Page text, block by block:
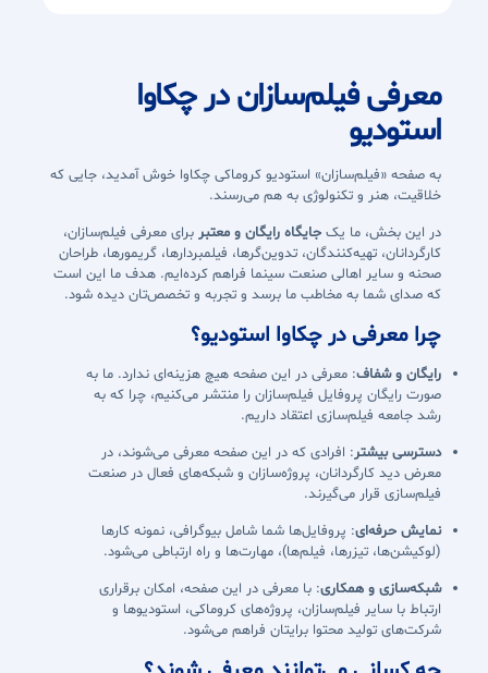
معرفی فیلم‌سازان در چکاوا
استودیو
به صفحه «فیلم‌سازان» استودیو کروماکی چکاوا خوش آمدید، جایی که
خلاقیت، هنر و تکنولوژی به هم می‌رسند.
در این بخش، ما یک جایگاه رایگان و معتبر برای معرفی فیلم‌سازان،
کارگردانان، تهیه‌کنندگان، تدوین‌گرها، فیلمبردارها، گریمورها، طراحان
صحنه و سایر اهالی صنعت سینما فراهم کرده‌ایم. هدف ما این است
که صدای شما به مخاطب ما برسد و تجربه و تخصص‌تان دیده شود.
چرا معرفی در چکاوا استودیو؟
رایگان و شفاف: معرفی در این صفحه هیچ هزینه‌ای ندارد. ما به
صورت رایگان پروفایل فیلم‌سازان را منتشر می‌کنیم، چرا که به
رشد جامعه فیلم‌سازی اعتقاد داریم.
دسترسی بیشتر: افرادی که در این صفحه معرفی می‌شوند، در
معرض دید کارگردانان، پروژه‌سازان و شبکه‌های فعال در صنعت
فیلم‌سازی قرار می‌گیرند.
نمایش حرفه‌ای: پروفایل‌ها شما شامل بیوگرافی، نمونه کارها
(لوکیشن‌ها، تیزرها، فیلم‌ها)، مهارت‌ها و راه ارتباطی می‌شود.
شبکه‌سازی و همکاری: با معرفی در این صفحه، امکان برقراری
ارتباط با سایر فیلم‌سازان، پروژه‌های کروماکی، استودیوها و
شرکت‌های تولید محتوا برایتان فراهم می‌شود.